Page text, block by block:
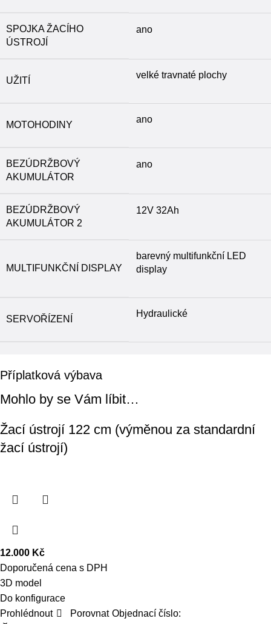
SPOJKA ŽACÍHO
ÚSTROJÍ
ano
UŽITÍ
velké travnaté plochy
MOTOHODINY
ano
BEZÚDRŽBOVÝ
AKUMULÁTOR
ano
BEZÚDRŽBOVÝ
AKUMULÁTOR 2
12V 32Ah
MULTIFUNKČNÍ DISPLAY
barevný multifunkční LED
display
SERVOŘÍZENÍ
Hydraulické
Příplatková výbava
Mohlo by se Vám líbit…
Žací ústrojí 122 cm (výměnou za standardní
žací ústrojí)
12.000 Kč
Doporučená cena s DPH
3D model
Do konfigurace
Prohlédnout
Porovnat Objednací číslo: